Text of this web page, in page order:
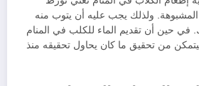
ولذلك يجب عليه أن يتوب منه
في حين أن تقديم الماء للكلب في المنام
من تحقيق ما كان يحاول تحقيقه منذ